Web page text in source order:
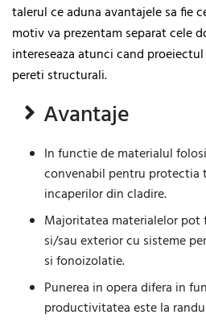
talerul ce aduna avantajele sa fie
motiv va prezentam separat cele
intereseaza atunci cand
pereti structurali.
Avantaje
In functie de materialul
convenabil pentru protectia
incaperilor din cladire.
Majoritatea materialelor
si/sau exterior cu sisteme
si fonoizolatie.
Punerea in opera difera in
productivitatea este la